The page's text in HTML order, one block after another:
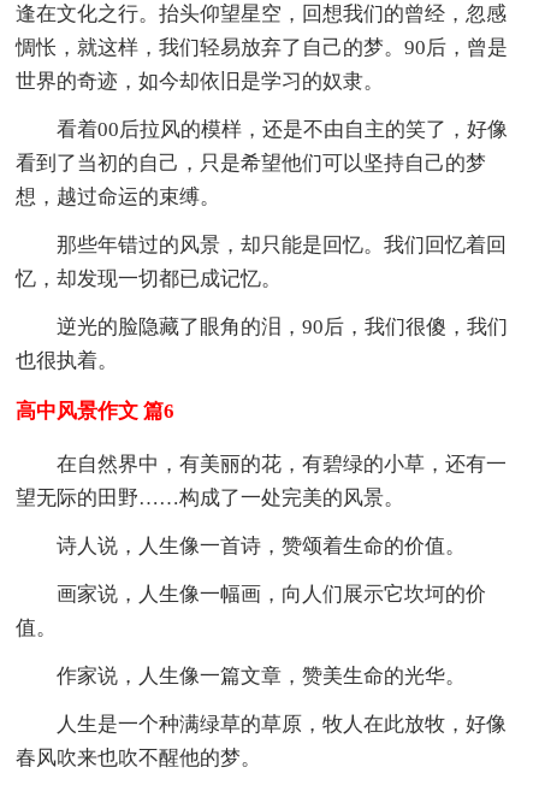
逢在文化之行。抬头仰望星空，回想我们的曾经，忽感
惆怅，就这样，我们轻易放弃了自己的梦。90后，曾是
世界的奇迹，如今却依旧是学习的奴隶。
看着00后拉风的模样，还是不由自主的笑了，好像
看到了当初的自己，只是希望他们可以坚持自己的梦
想，越过命运的束缚。
那些年错过的风景，却只能是回忆。我们回忆着回
忆，却发现一切都已成记忆。
逆光的脸隐藏了眼角的泪，90后，我们很傻，我们
也很执着。
高中风景作文 篇6
在自然界中，有美丽的花，有碧绿的小草，还有一
望无际的田野……构成了一处完美的风景。
诗人说，人生像一首诗，赞颂着生命的价值。
画家说，人生像一幅画，向人们展示它坎坷的价
值。
作家说，人生像一篇文章，赞美生命的光华。
人生是一个种满绿草的草原，牧人在此放牧，好像
春风吹来也吹不醒他的梦。